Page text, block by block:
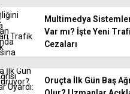
Multimedya
Var mı? İşte Yeni
Cezaları
Oruçta İlk Gün Baş